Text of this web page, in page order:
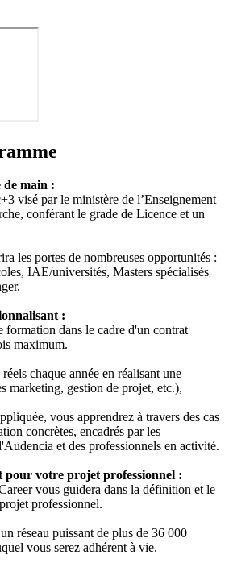
de main :
visé par le ministère de l’Enseignement
conférant le grade de Licence et un
les portes de nombreuses opportunités :
IAE/universités, Masters spécialisés
:
formation dans le cadre d'un contrat
maximum.
chaque année en réalisant une
marketing, gestion de projet, etc.),
vous apprendrez à travers des cas
concrètes, encadrés par les
et des professionnels en activité.
pour votre projet professionnel :
vous guidera dans la définition et le
professionnel.
réseau puissant de plus de 36 000
vous serez adhérent à vie.